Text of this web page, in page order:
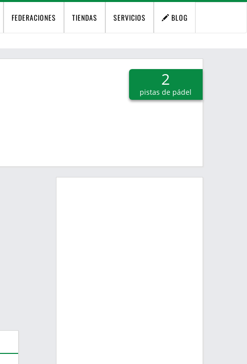
FEDERACIONES TIENDAS SERVICIOS BLOG
2
pistas de pádel